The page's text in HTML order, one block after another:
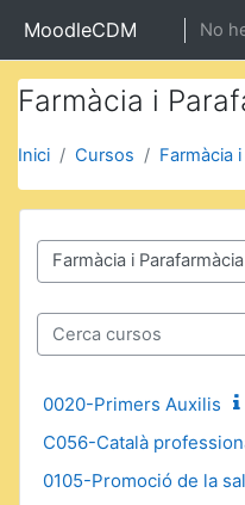
MoodleCDM No
Farmàcia i
Inici Cursos Farmàcia
Categories de cursos
Cerca cursos
0020-Primers Auxilis
C056-Català
0105-Promoció de la